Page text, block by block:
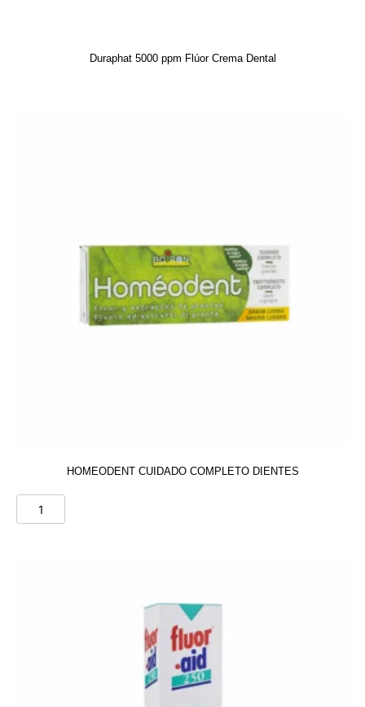
Duraphat 5000 ppm Flúor Crema Dental
HOMEODENT CUIDADO COMPLETO DIENTES